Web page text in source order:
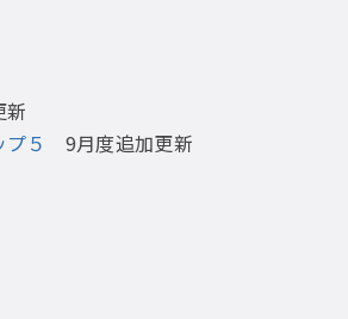
５
9月度追加更新